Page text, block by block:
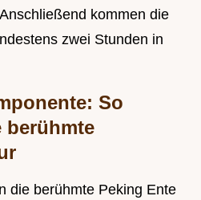
kommen die
zwei Stunden in
So
berühmte
die berühmte Peking Ente